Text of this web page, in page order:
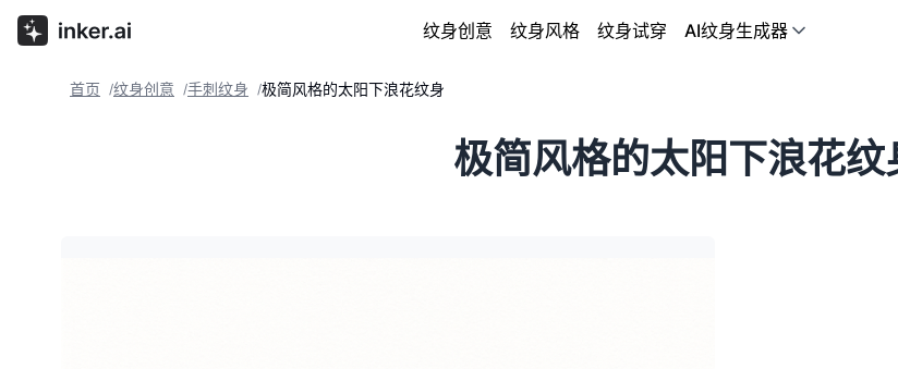
纹身创意 纹身风格 纹身试穿 AI纹身生成器
首页 /纹身创意 /手刺纹身 /极简风格的太阳下浪花纹身
极简风格的太阳下浪花纹